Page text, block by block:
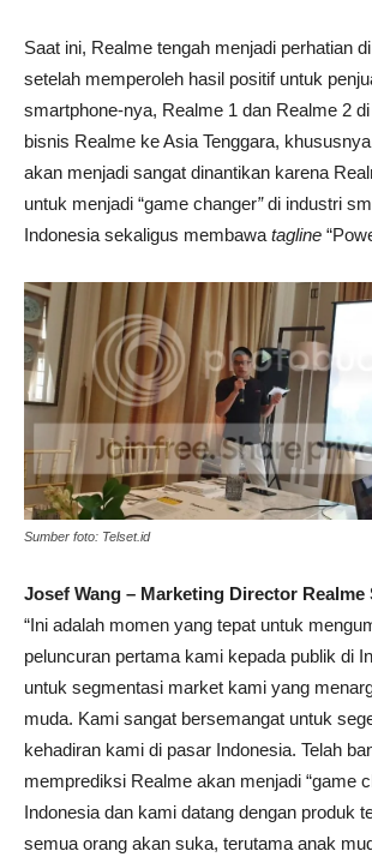
Saat ini, Realme tengah menjadi perhatian
setelah memperoleh hasil positif untuk
smartphone-nya, Realme 1 dan Realme 2
bisnis Realme ke Asia Tenggara,
akan menjadi sangat dinantikan karena
untuk menjadi “game changer”di industri
Indonesia sekaligus membawa tagline
Sumber foto: Telset.id
Josef Wang – Marketing Director Realme
“Ini adalah momen yang tepat untuk
peluncuran pertama kami kepada publik di
untuk segmentasi market kami yang
muda. Kami sangat bersemangat untuk
kehadiran kami di pasar Indonesia. Telah
memprediksi Realme akan menjadi “game
Indonesia dan kami datang dengan produk
semua orang akan suka, terutama anak